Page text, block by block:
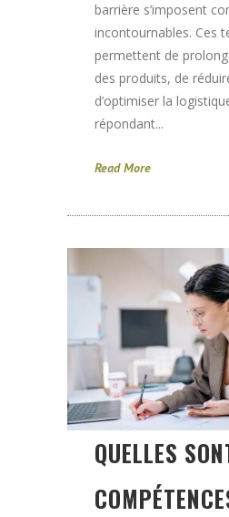
barrière s’imposent
incontournables. Ces
permettent de
des produits, de
d’optimiser la
répondant...
Read More
QUELLES